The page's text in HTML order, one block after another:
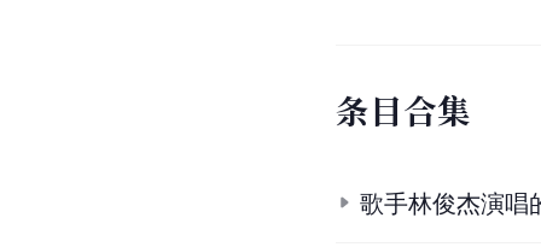
条目合集
歌手林俊杰演唱